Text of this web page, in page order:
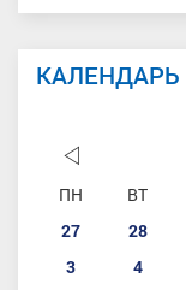
ПН ВТ
27
28
3
4